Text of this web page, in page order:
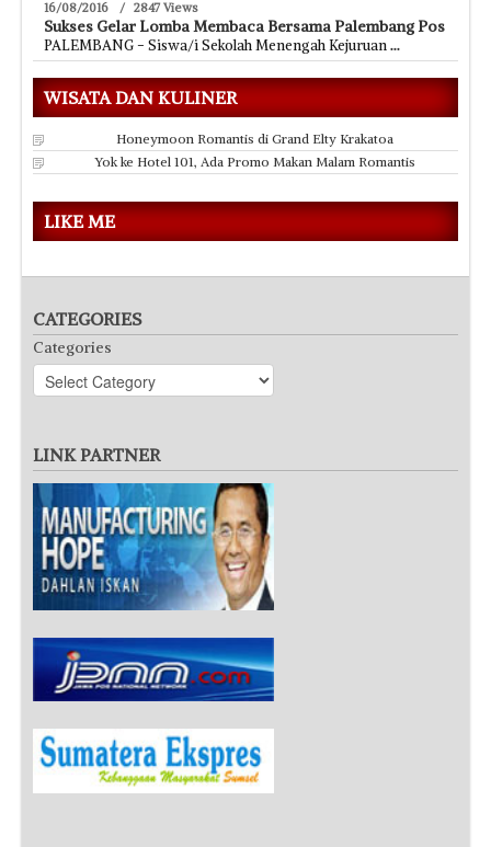
16/08/2016 / 2847 Views
Sukses Gelar Lomba Membaca Bersama Palembang Pos
PALEMBANG - Siswa/i Sekolah Menengah Kejuruan...
WISATA DAN KULINER
Honeymoon Romantis di Grand Elty Krakatoa
Yok ke Hotel 101, Ada Promo Makan Malam Romantis
LIKE ME
CATEGORIES
Categories
LINK PARTNER